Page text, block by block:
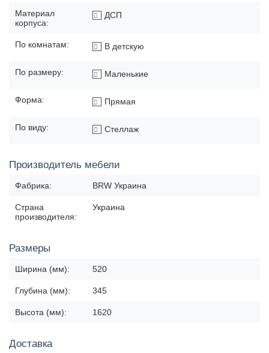
Материал
корпуса:
ДСП
По комнатам: В детскую
По размеру: Маленькие
Форма: Прямая
По виду: Стеллаж
Производитель мебели
Фабрика: BRW Украина
Страна
производителя:
Украина
Размеры
Ширина (мм): 520
Глубина (мм): 345
Высота (мм): 1620
Доставка